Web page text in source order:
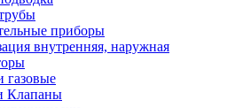
приборы
внутренняя, наружная
газовые
Клапаны